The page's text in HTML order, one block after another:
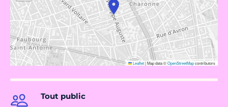
Leaflet|Map data ©OpenStreetMapcontributors
Tout public